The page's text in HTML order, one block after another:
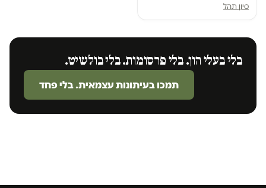
סיון תהל
בלי בעלי הון. בלי פרסומות. בלי בולשיט.
תמכו בעיתונות עצמאית. בלי פחד